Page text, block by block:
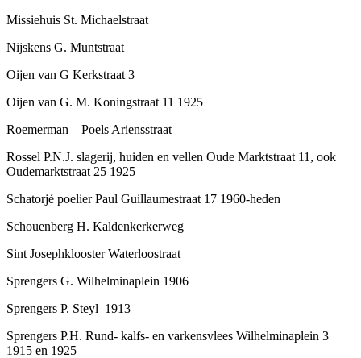
Missiehuis St. Michaelstraat
Nijskens G. Muntstraat
Oijen van G Kerkstraat 3
Oijen van G. M. Koningstraat 11 1925
Roemerman – Poels Ariensstraat
Rossel P.N.J. slagerij, huiden en vellen Oude Marktstraat 11, ook
Oudemarktstraat 25 1925
Schatorjé poelier Paul Guillaumestraat 17 1960-heden
Schouenberg H. Kaldenkerkerweg
Sint Josephklooster Waterloostraat
Sprengers G. Wilhelminaplein 1906
Sprengers P. Steyl 1913
Sprengers P.H. Rund- kalfs- en varkensvlees Wilhelminaplein 3
1915 en 1925